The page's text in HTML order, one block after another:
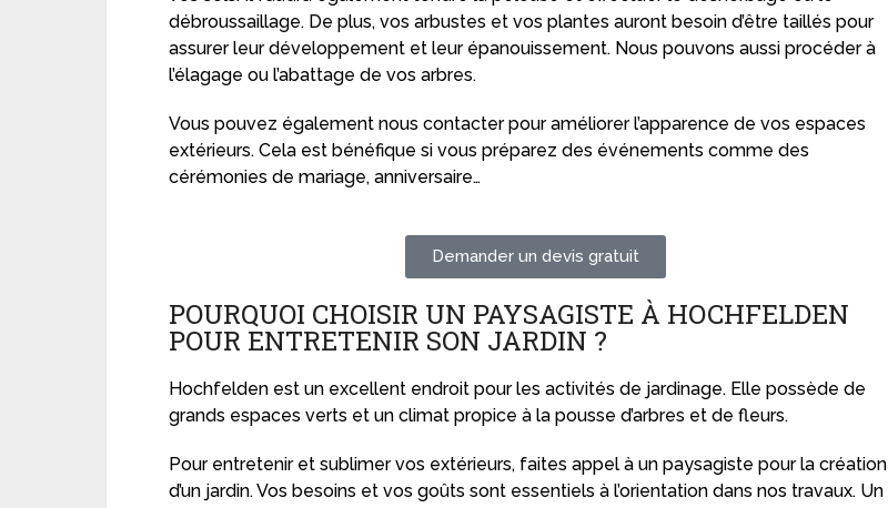
débroussaillage. De plus, vos arbustes et vos plantes auront besoin d’être taillés pour
assurer leur développement et leur épanouissement. Nous pouvons aussi procéder à
l’élagage ou l’abattage de vos arbres.
Vous pouvez également nous contacter pour améliorer l’apparence de vos espaces
extérieurs. Cela est bénéfique si vous préparez des événements comme des
cérémonies de mariage, anniversaire…
Demander un devis gratuit
POURQUOI CHOISIR UN PAYSAGISTE À HOCHFELDEN
POUR ENTRETENIR SON JARDIN ?
Hochfelden est un excellent endroit pour les activités de jardinage. Elle possède de
grands espaces verts et un climat propice à la pousse d’arbres et de fleurs.
Pour entretenir et sublimer vos extérieurs, faites appel à un paysagiste pour la création
d’un jardin. Vos besoins et vos goûts sont essentiels à l’orientation dans nos travaux. Un